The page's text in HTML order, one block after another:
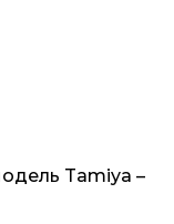
Tamiya –